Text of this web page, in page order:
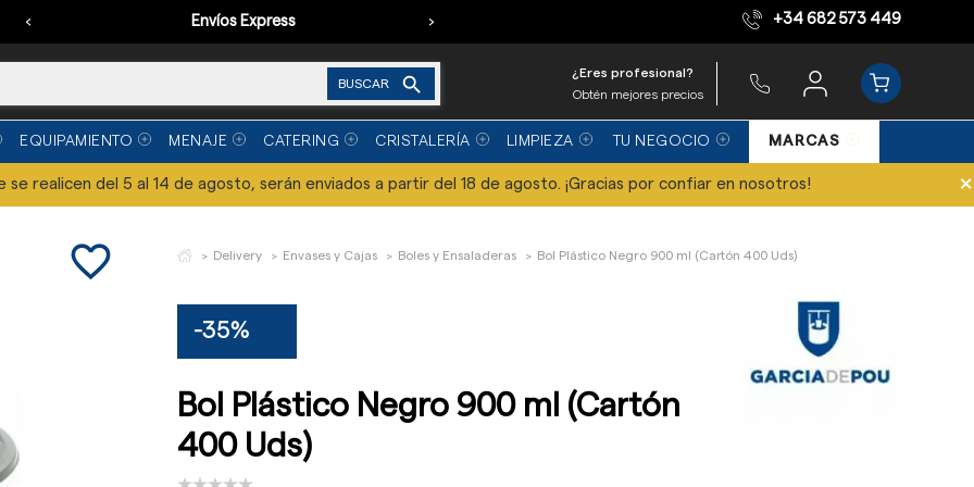
Envíos Express Equipo de expertos
‹ › +34 682 573 449
BUSCAR 
¿Eres profesional?
Obtén mejores precios
EQUIPAMIENTO MENAJE CATERING CRISTALERÍA LIMPIEZA TU NEGOCIO MARCAS
se realicen del 5 al 14 de agosto, serán enviados a partir del 18 de agosto. ¡Gracias por confiar en nosotros! ×
favorite_border Delivery Envases y Cajas Boles y Ensaladeras Bol Plástico Negro 900 ml (Cartón 400 Uds)
-35%
Bol Plástico Negro 900 ml (Cartón
400 Uds)